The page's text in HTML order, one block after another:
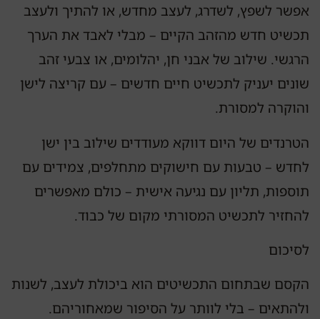
אפשר לשפץ, לשדרג, לעצב מחדש, או להתיך ולעצב
תכשיט חדש מהזהב הקיים – מבלי לאבד את הערך
הרגשי. שילוב של אבני חן, יהלומים, או צבעי זהב
שונים יעניק לתכשיט חיים חדשים – עם קריצה לישן
והוקרה למסורת.
הטרנדים של היום דווקא מעודדים שילוב בין ישן
לחדש – טבעות עם חישוקים מתחלפים, צמידים עם
תוספות, תליון עם נגיעה אישית – כולם מאפשרים
להחזיר לתכשיט המסורתי מקום של כבוד.
לסיכום
הקסם שבתחום התכשיטים הוא ביכולת לעצב, לשנות
ולהתאים – בלי לוותר על הסיפור שמאחוריהם.